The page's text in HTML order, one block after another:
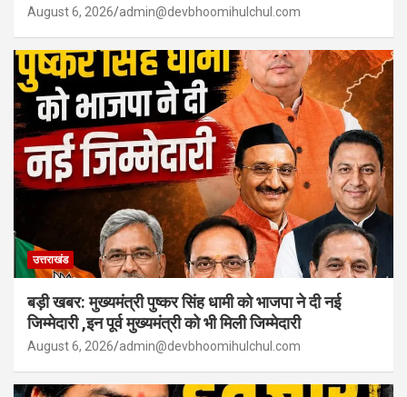
August 6, 2026 admin@devbhoomihulchul.com
उत्तराखंड
बड़ी खबर: मुख्यमंत्री पुष्कर सिंह धामी को भाजपा ने दी नई
जिम्मेदारी ,इन पूर्व मुख्यमंत्री को भी मिली जिम्मेदारी
August 6, 2026 admin@devbhoomihulchul.com